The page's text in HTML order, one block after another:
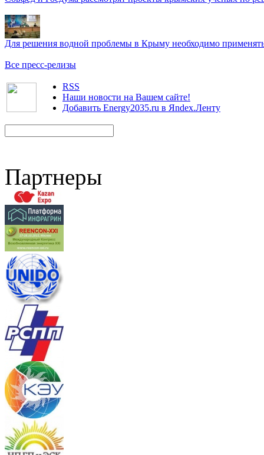
Для решения водной проблемы в Крыму необходимо
Все пресс-релизы
RSS
Наши новости на Вашем сайте!
Добавить Energy2035.ru в Яndex.Ленту
Партнеры